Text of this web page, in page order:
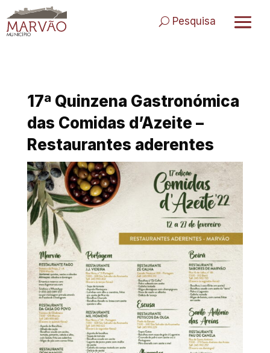
to
content
Pesquisa
17ª Quinzena Gastronómica
das Comidas d’Azeite –
Restaurantes aderentes